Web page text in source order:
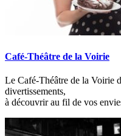
Café-Théâtre de la Voirie
Le Café-Théâtre de la Voirie
divertissements,
à découvrir au fil de vos